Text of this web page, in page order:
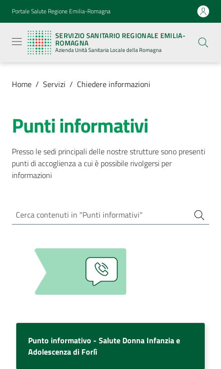
Vai al contenuto
Vai alla navigazione
Vai al footer
Portale Salute Regione Emilia-Romagna
SERVIZIO SANITARIO REGIONALE EMILIA-
ROMAGNA
Azienda Unità Sanitaria Locale della Romagna
Sanitario
Regionale
Emilia-
Romagna
Azienda
Sanitaria
Locale della
Servizi
Menu selezionato
cura
Comunica
Servizi
Home / Servizi / Chiedere informazioni
Punti informativi
Presso le sedi principali delle nostre strutture sono presenti
punti di accoglienza a cui è possibile rivolgersi per
informazioni
Punto informativo - Salute Donna Infanzia e
Adolescenza di Forlì